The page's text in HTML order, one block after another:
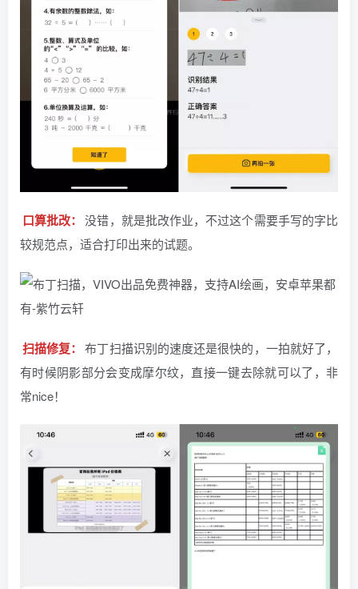
口算批改： 没错，就是批改作业，不过这个需要手写的字比
较规范点，适合打印出来的试题。
扫描修复： 布丁扫描识别的速度还是很快的，一拍就好了，
有时候阴影部分会变成摩尔纹，直接一键去除就可以了，非
常nice！